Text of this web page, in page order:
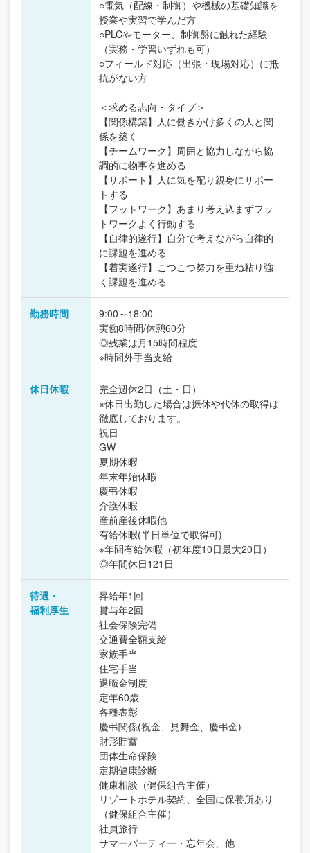
○電気（配線・制御）や機械の基礎知識を
授業や実習で学んだ方
○PLCやモーター、制御盤に触れた経験
（実務・学習いずれも可）
○フィールド対応（出張・現場対応）に抵
抗がない方
＜求める志向・タイプ＞
【関係構築】人に働きかけ多くの人と関
係を築く
【チームワーク】周囲と協力しながら協
調的に物事を進める
【サポート】人に気を配り親身にサポー
トする
【フットワーク】あまり考え込まずフッ
トワークよく行動する
【自律的遂行】自分で考えながら自律的
に課題を進める
【着実遂行】こつこつ努力を重ね粘り強
く課題を進める
勤務時間
9:00～18:00
実働8時間/休憩60分
◎残業は月15時間程度
※時間外手当支給
休日休暇
完全週休2日（土・日）
※休日出勤した場合は振休や代休の取得は
徹底しております。
祝日
GW
夏期休暇
年末年始休暇
慶弔休暇
介護休暇
産前産後休暇他
有給休暇(半日単位で取得可)
※年間有給休暇（初年度10日最大20日）
◎年間休日121日
待遇・
福利厚生
昇給年1回
賞与年2回
社会保険完備
交通費全額支給
家族手当
住宅手当
退職金制度
定年60歳
各種表彰
慶弔関係(祝金、見舞金、慶弔金)
財形貯蓄
団体生命保険
定期健康診断
健康相談（健保組合主催）
リゾートホテル契約、全国に保養所あり
（健保組合主催）
社員旅行
サマーパーティー・忘年会、他